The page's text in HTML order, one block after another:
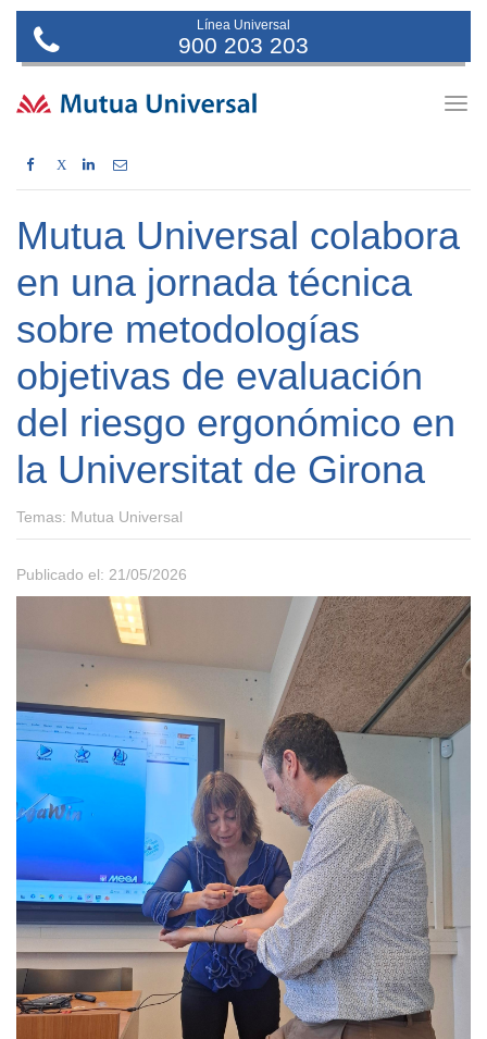
Línea Universal
900 203 203
X
Mutua Universal colabora
en una jornada técnica
sobre metodologías
objetivas de evaluación
del riesgo ergonómico en
la Universitat de Girona
Temas: Mutua Universal
Publicado el: 21/05/2026